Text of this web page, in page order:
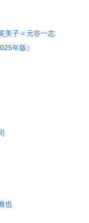
美子＝元谷一志
年版）
也